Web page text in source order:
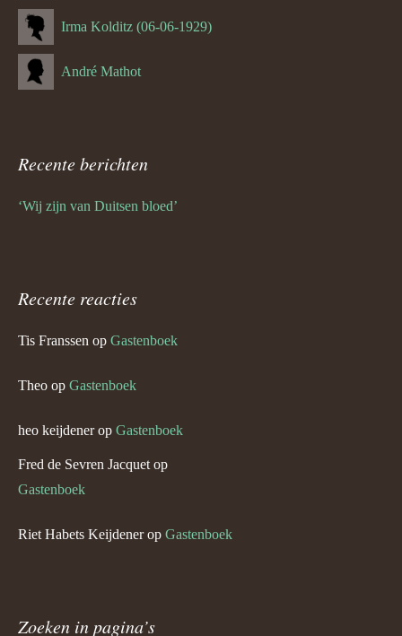
Irma Kolditz (06-06-1929)
André Mathot
Recente berichten
‘Wij zijn van Duitsen bloed’
Recente reacties
Tis Franssen op Gastenboek
Theo op Gastenboek
heo keijdenerop Gastenboek
Fred de Sevren Jacquet op
Gastenboek
Riet Habets Keijdenerop Gastenboek
Zoeken in pagina’s